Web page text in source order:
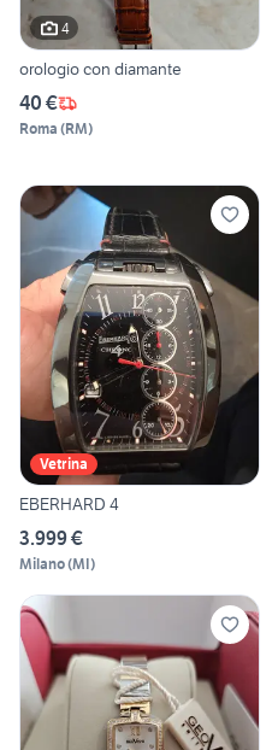
4
orologio con diamante
40 €
Roma (RM)
Vetrina
EBERHARD 4
3.999 €
Milano(MI)